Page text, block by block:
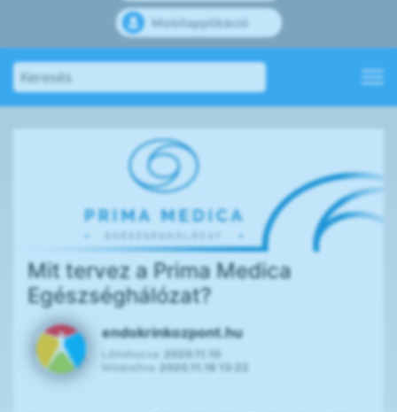
Mobilapplikáció
Mit tervez a Prima Medica
Egészséghálózat?
endokrinkozpont.hu
Létrehozva:
Módosítva:
2020.11.16 13:22